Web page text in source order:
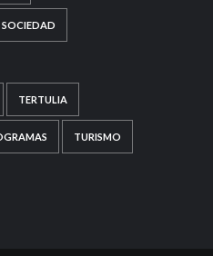
SOCIEDAD
TERTULIA
TURISMO